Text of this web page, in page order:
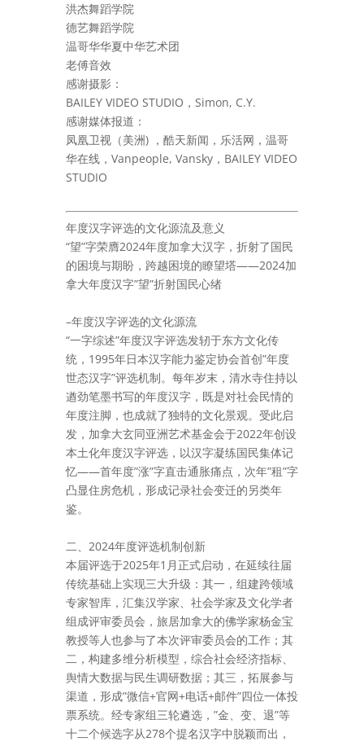
洪杰舞蹈学院
德艺舞蹈学院
温哥华华夏中华艺术团
老傅音效
感谢摄影：
BAILEY VIDEO STUDIO，Simon, C.Y.
感谢媒体报道：
凤凰卫视（美洲) ，酷天新闻，乐活网，温哥
华在线，Vanpeople, Vansky，BAILEY VIDEO
STUDIO
年度汉字评选的文化源流及意义
“望”字荣膺2024年度加拿大汉字，折射了国民
的困境与期盼，跨越困境的瞭望塔——2024加
拿大年度汉字”望”折射国民心绪
–年度汉字评选的文化源流
“一字综述”年度汉字评选发轫于东方文化传
统，1995年日本汉字能力鉴定协会首创”年度
世态汉字”评选机制。每年岁末，清水寺住持以
遒劲笔墨书写的年度汉字，既是对社会民情的
年度注脚，也成就了独特的文化景观。受此启
发，加拿大玄同亚洲艺术基金会于2022年创设
本土化年度汉字评选，以汉字凝练国民集体记
忆——首年度”涨”字直击通胀痛点，次年”租”字
凸显住房危机，形成记录社会变迁的另类年
鉴。
二、2024年度评选机制创新
本届评选于2025年1月正式启动，在延续往届
传统基础上实现三大升级：其一，组建跨领域
专家智库，汇集汉学家、社会学家及文化学者
组成评审委员会，旅居加拿大的佛学家杨金宝
教授等人也参与了本次评审委员会的工作；其
二，构建多维分析模型，综合社会经济指标、
舆情大数据与民生调研数据；其三，拓展参与
渠道，形成”微信+官网+电话+邮件”四位一体投
票系统。经专家组三轮遴选，”金、变、退”等
十二个候选字从278个提名汉字中脱颖而出，